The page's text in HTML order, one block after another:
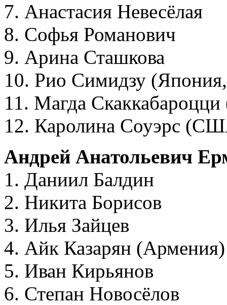
7. Анастасия Невесёлая
8. Софья Романович
9. Арина Сташкова
10. Рио Симидзу (Япония,
11. Магда Скаккабароцци
12. Каролина Соуэрс
Андрей Анатольевич
1. Даниил Балдин
2. Никита Борисов
3. Илья Зайцев
4. Айк Казарян (Армения)
5. Иван Кирьянов
6. Степан Новосёлов